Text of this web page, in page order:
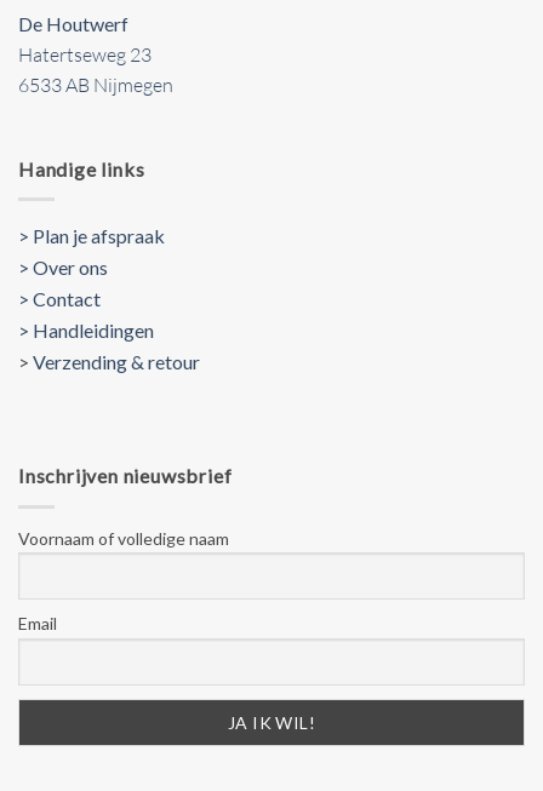
De Houtwerf
Hatertseweg 23
6533 AB Nijmegen
Handige links
> Plan je afspraak
> Over ons
> Contact
> Handleidingen
> Verzending & retour
Inschrijven nieuwsbrief
Voornaam of volledige naam
Email